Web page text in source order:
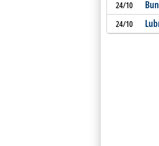
24/10
24/10